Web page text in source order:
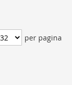
per pagina